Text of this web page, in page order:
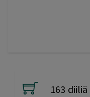
163 diiliä